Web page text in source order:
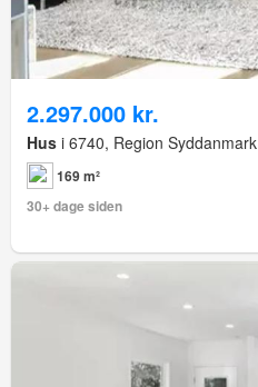
2.297.000 kr.
Hus i 6740, Region Syddanmark
169 m²
30+ dage siden